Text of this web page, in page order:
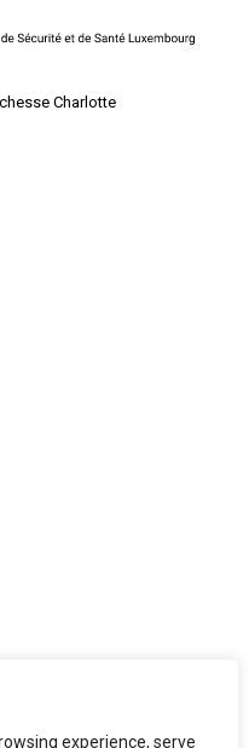
experience, serve
Charlotte